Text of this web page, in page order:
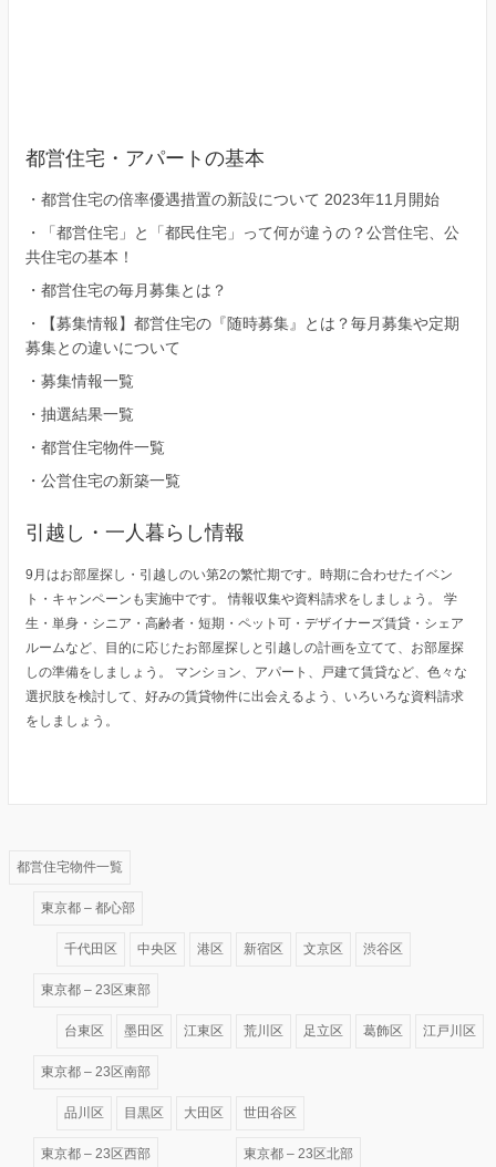
都営住宅・アパートの基本
・ 都営住宅の倍率優遇措置の新設について 2023年11月開始
・
「都営住宅」と「都民住宅」って何が違うの？公営住宅、公
共住宅の基本！
・ 都営住宅の毎月募集とは？
・
【募集情報】都営住宅の『随時募集』とは？毎月募集や定期
募集との違いについて
・ 募集情報一覧
・ 抽選結果一覧
・ 都営住宅物件一覧
・ 公営住宅の新築一覧
引越し・一人暮らし情報
9月はお部屋探し・引越しのい第2の繁忙期です。時期に合わせたイベン
ト・キャンペーンも実施中です。 情報収集や資料請求をしましょう。 学
生・単身・シニア・高齢者・短期・ペット可・デザイナーズ賃貸・シェア
ルームなど、目的に応じたお部屋探しと引越しの計画を立てて、お部屋探
しの準備をしましょう。 マンション、アパート、戸建て賃貸など、色々な
選択肢を検討して、好みの賃貸物件に出会えるよう、いろいろな資料請求
をしましょう。
都営住宅物件一覧
東京都 – 都心部
千代田区 中央区 港区 新宿区 文京区 渋谷区
東京都 – 23区東部
台東区 墨田区 江東区 荒川区 足立区 葛飾区 江戸川区
東京都 – 23区南部
品川区 目黒区 大田区 世田谷区
東京都 – 23区西部 東京都 – 23区北部